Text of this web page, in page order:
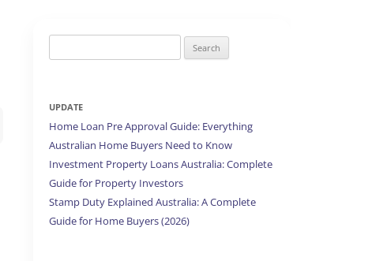
for:
UPDATE
Home Loan Pre Approval Guide: Everything
Australian Home Buyers Need to Know
Investment Property Loans Australia: Complete
Guide for Property Investors
Stamp Duty Explained Australia: A Complete
Guide for Home Buyers (2026)